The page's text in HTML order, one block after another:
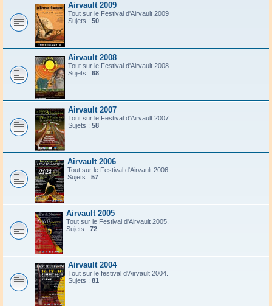
Airvault 2009
Tout sur le Festival d'Airvault 2009
Sujets : 50
Airvault 2008
Tout sur le Festival d'Airvault 2008.
Sujets : 68
Airvault 2007
Tout sur le Festival d'Airvault 2007.
Sujets : 58
Airvault 2006
Tout sur le Festival d'Airvault 2006.
Sujets : 57
Airvault 2005
Tout sur le Festival d'Airvault 2005.
Sujets : 72
Airvault 2004
Tout sur le festival d'Airvault 2004.
Sujets : 81